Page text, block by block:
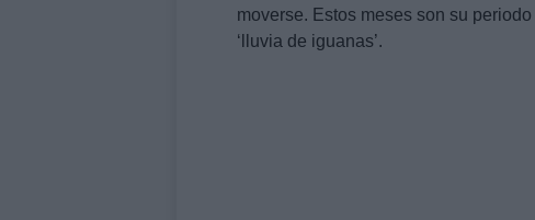
moverse. Estos meses son su periodo
‘lluvia de iguanas’.